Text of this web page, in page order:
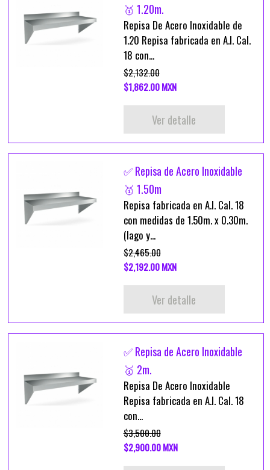
🥇 1.20m.
Repisa De Acero Inoxidable de
1.20 Repisa fabricada en A.I. Cal.
18 con...
$2,132.00
$1,862.00 MXN
Ver detalle
✅ Repisa de Acero Inoxidable
🥇 1.50m
Repisa fabricada en A.I. Cal. 18
con medidas de 1.50m. x 0.30m.
(lago y...
$2,465.00
$2,192.00 MXN
Ver detalle
✅ Repisa de Acero Inoxidable
🥇 2m.
Repisa De Acero Inoxidable
Repisa fabricada en A.I. Cal. 18
con...
$3,500.00
$2,900.00 MXN